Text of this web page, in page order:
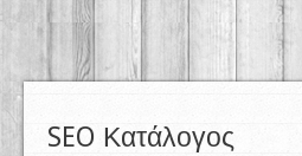
SEO Κατάλογος